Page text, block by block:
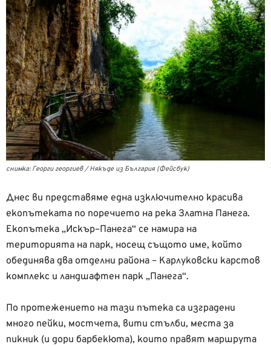
снимка: Георги георгиев / Някъде из България (Фейсбук)
Днес ви представяме една изключително красива
екопътеката по поречието на река Златна Панега.
Екопътека „Искър–Панега“ се намира на
територията на парк, носещ същото име, който
обединява два отделни района – Карлуковски карстов
комплекс и ландшафтен парк „Панега“.
По протежението на тази пътека са изградени
много пейки, мостчета, вити стълби, места за
пикник (и дори барбекюта), които правят маршрута